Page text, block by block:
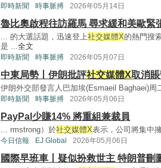
即時新聞 時事脈搏 2026年05月14日
魯比奧啟程往訪羅馬 尋求緩和美歐緊
... 的大選話題，迅速登上社交媒體X的熱門搜
是 ...全文
即時新聞 時事脈搏 2026年05月07日
中東局勢丨伊朗批評社交媒體X取消
伊朗外交部發言人巴加埃(Esmaeil Baghaei)周
即時新聞 時事脈搏 2026年05月06日
PayPal少賺14% 將重組兼裁員
... rmstrong）於社交媒體X表示，公司將集中
今日信報 EJ Global 2026年05月06日
國際早班車丨疑似扮救世主 特朗普刪